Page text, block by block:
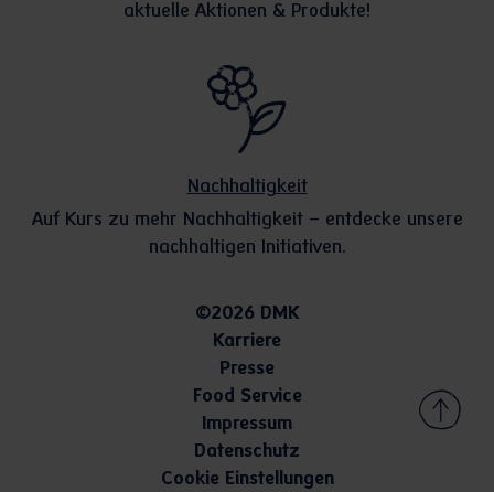
aktuelle Aktionen & Produkte!
Nachhaltigkeit
Auf Kurs zu mehr Nachhaltigkeit – entdecke unsere
nachhaltigen Initiativen.
©2026 DMK
Karriere
Presse
Food Service
Impressum
Datenschutz
Cookie Einstellungen